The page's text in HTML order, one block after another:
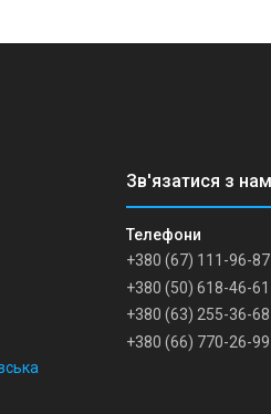
+380 (67) 111-96-87
+380 (50) 618-46-61
+380 (63) 255-36-68
+380 (66) 770-26-99